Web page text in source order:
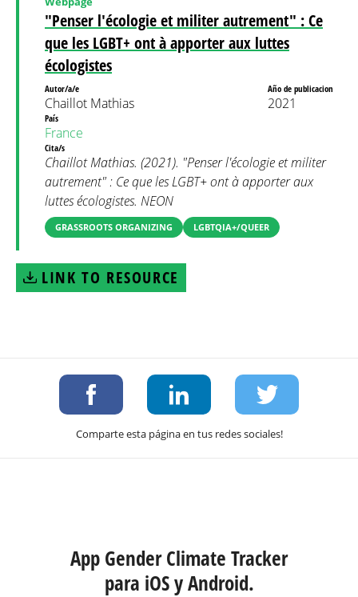
"Penser l'écologie et militer autrement" : Ce
que les LGBT+ ont à apporter aux luttes
écologistes
Autor/a/e
Chaillot Mathias
Año de publicacion
2021
País
France
Cita/s
Chaillot Mathias. (2021). "Penser l'écologie et militer
autrement" : Ce que les LGBT+ ont à apporter aux
luttes écologistes. NEON
GRASSROOTS ORGANIZING LGBTQIA+/QUEER
LINK TO RESOURCE
Comparte esta página en tus redes sociales!
App Gender Climate Tracker
para iOS y Android.